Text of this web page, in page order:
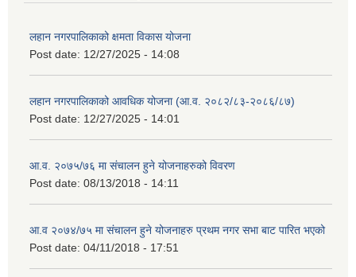
लहान नगरपालिकाको क्षमता विकास योजना
Post date: 12/27/2025 - 14:08
लहान नगरपालिकाको आवधिक योजना (आ.व. २०८२/८३-२०८६/८७)
Post date: 12/27/2025 - 14:01
आ.व. २०७५/७६ मा संचालन हुने योजनाहरुको विवरण
Post date: 08/13/2018 - 14:11
आ.व २०७४/७५ मा संचालन हुने योजनाहरु प्रथम नगर सभा बाट पारित भएको
Post date: 04/11/2018 - 17:51